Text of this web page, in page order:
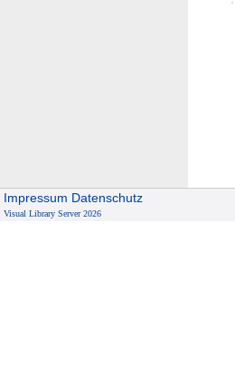
Impressum Datenschutz
Visual Library Server 2026